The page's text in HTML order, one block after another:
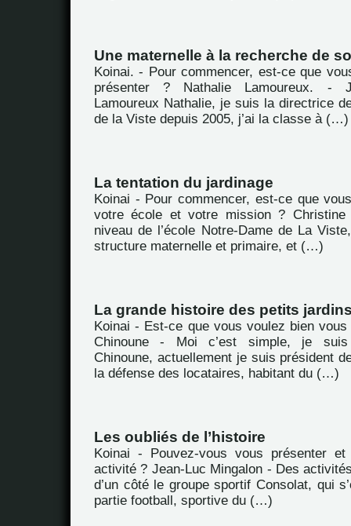
Une maternelle à la recherche de
Koinai. - Pour commencer, est-ce que
présenter ? Nathalie Lamoureux. -
Lamoureux Nathalie, je suis la directrice
de la Viste depuis 2005, j’ai la classe à (…)
La tentation du jardinage
Koinai - Pour commencer, est-ce que
votre école et votre mission ?
niveau de l’école Notre-Dame de La
structure maternelle et primaire, et (…)
La grande histoire des petits
Koinai - Est-ce que vous voulez bien
Chinoune - Moi c’est simple, je suis
Chinoune, actuellement je suis président
la défense des locataires, habitant du (…)
Les oubliés de l’histoire
Koinai - Pouvez-vous vous présenter
activité ? Jean-Luc Mingalon - Des
d’un côté le groupe sportif Consolat, qui
partie football, sportive du (…)